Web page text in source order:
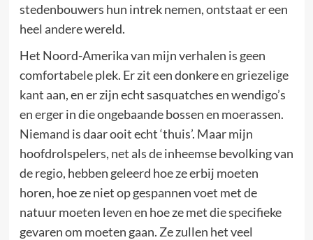
stedenbouwers hun intrek nemen, ontstaat er een
heel andere wereld.
Het Noord-Amerika van mijn verhalen is geen
comfortabele plek. Er zit een donkere en griezelige
kant aan, en er zijn echt sasquatches en wendigo’s
en erger in die ongebaande bossen en moerassen.
Niemand is daar ooit echt ‘thuis’. Maar mijn
hoofdrolspelers, net als de inheemse bevolking van
de regio, hebben geleerd hoe ze erbij moeten
horen, hoe ze niet op gespannen voet met de
natuur moeten leven en hoe ze met die specifieke
gevaren om moeten gaan. Ze zullen het veel